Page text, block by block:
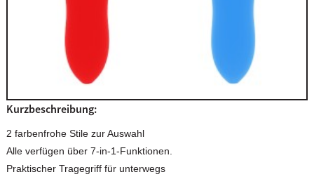
Kurzbeschreibung:
2 farbenfrohe Stile zur Auswahl
Alle verfügen über 7-in-1-Funktionen.
Praktischer Tragegriff für unterwegs